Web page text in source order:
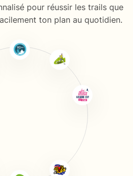
pour réussir les trails que
ton plan au quotidien.